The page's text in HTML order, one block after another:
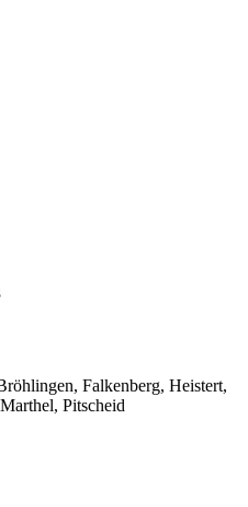
Falkenberg, Heistert,
Pitscheid